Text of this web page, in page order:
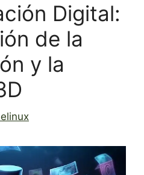
Digital:
de la
y la